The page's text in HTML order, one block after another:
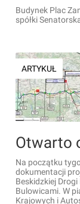
Budynek Plac
spółki
ARTYKUŁ
Na początku
dokumentacji
Beskidzkiej
Bulowicami. W
Krajowych i